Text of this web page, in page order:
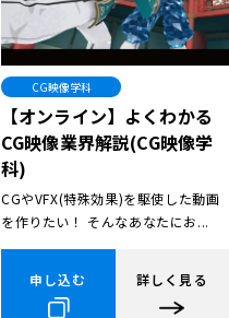
CG映像学科
【オンライン】よくわかる
CG映像業界解説(CG映像学
科)
CGやVFX(特殊効果)を駆使した動画
を作りたい！ そんなあなたにお...
申し込む 詳しく見る